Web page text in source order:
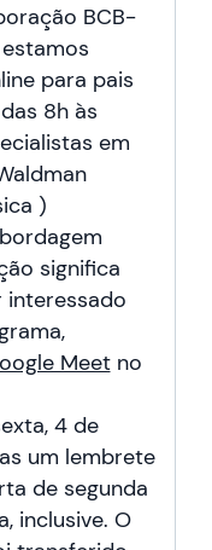
BCB-
para pais
8h às
em
)
significa
interessado
Meetno
4 de
um lembrete
de segunda
inclusive. O